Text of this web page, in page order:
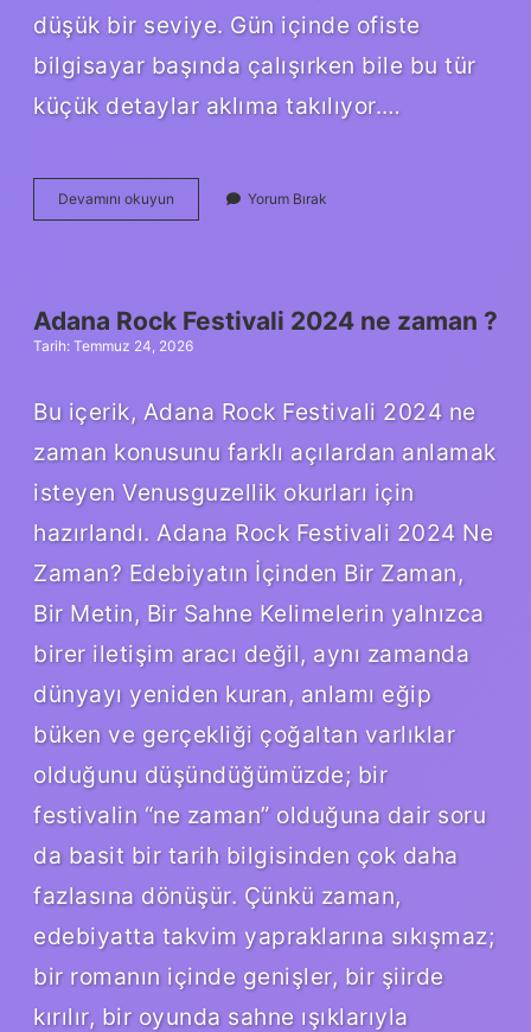
düşük bir seviye. Gün içinde ofiste
bilgisayar başında çalışırken bile bu tür
küçük detaylar aklıma takılıyor.…
Devamını okuyun
seviyesi
Yorum Bırak
Adana Rock Festivali 2024 ne zaman ?
Tarih: Temmuz 24, 2026
Bu içerik, Adana Rock Festivali 2024 ne
zaman konusunu farklı açılardan anlamak
isteyen Venusguzellik okurları için
hazırlandı. Adana Rock Festivali 2024 Ne
Zaman? Edebiyatın İçinden Bir Zaman,
Bir Metin, Bir Sahne Kelimelerin yalnızca
birer iletişim aracı değil, aynı zamanda
dünyayı yeniden kuran, anlamı eğip
büken ve gerçekliği çoğaltan varlıklar
olduğunu düşündüğümüzde; bir
festivalin “ne zaman” olduğuna dair soru
da basit bir tarih bilgisinden çok daha
fazlasına dönüşür. Çünkü zaman,
edebiyatta takvim yapraklarına sıkışmaz;
bir romanın içinde genişler, bir şiirde
kırılır, bir oyunda sahne ışıklarıyla